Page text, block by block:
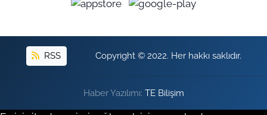
RSS Copyright © 2022. Her hakkı saklıdır.
Haber Yazılımı: TE Bilişim